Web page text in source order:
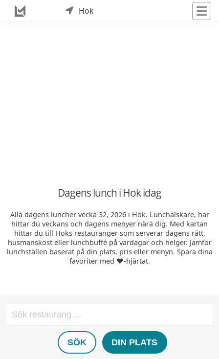
Hok
Dagens lunch i Hok idag
Alla dagens luncher vecka 32, 2026 i Hok. Lunchälskare, här
hittar du veckans och dagens menyer närä dig. Med kartan
hittar du till Hoks restauranger som serverar dagens rätt,
husmanskost eller lunchbuffé på vardagar och helger. Jämför
lunchställen baserat på din plats, pris eller menyn. Spara dina
favoriter med ❤️-hjärtat.
SÖK DIN PLATS